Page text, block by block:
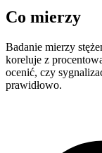
Co mierzy
Badanie mierzy
koreluje z
ocenić, czy
prawidłowo.